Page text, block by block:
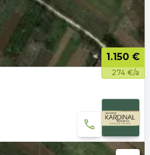
1.150 €
274 €/a